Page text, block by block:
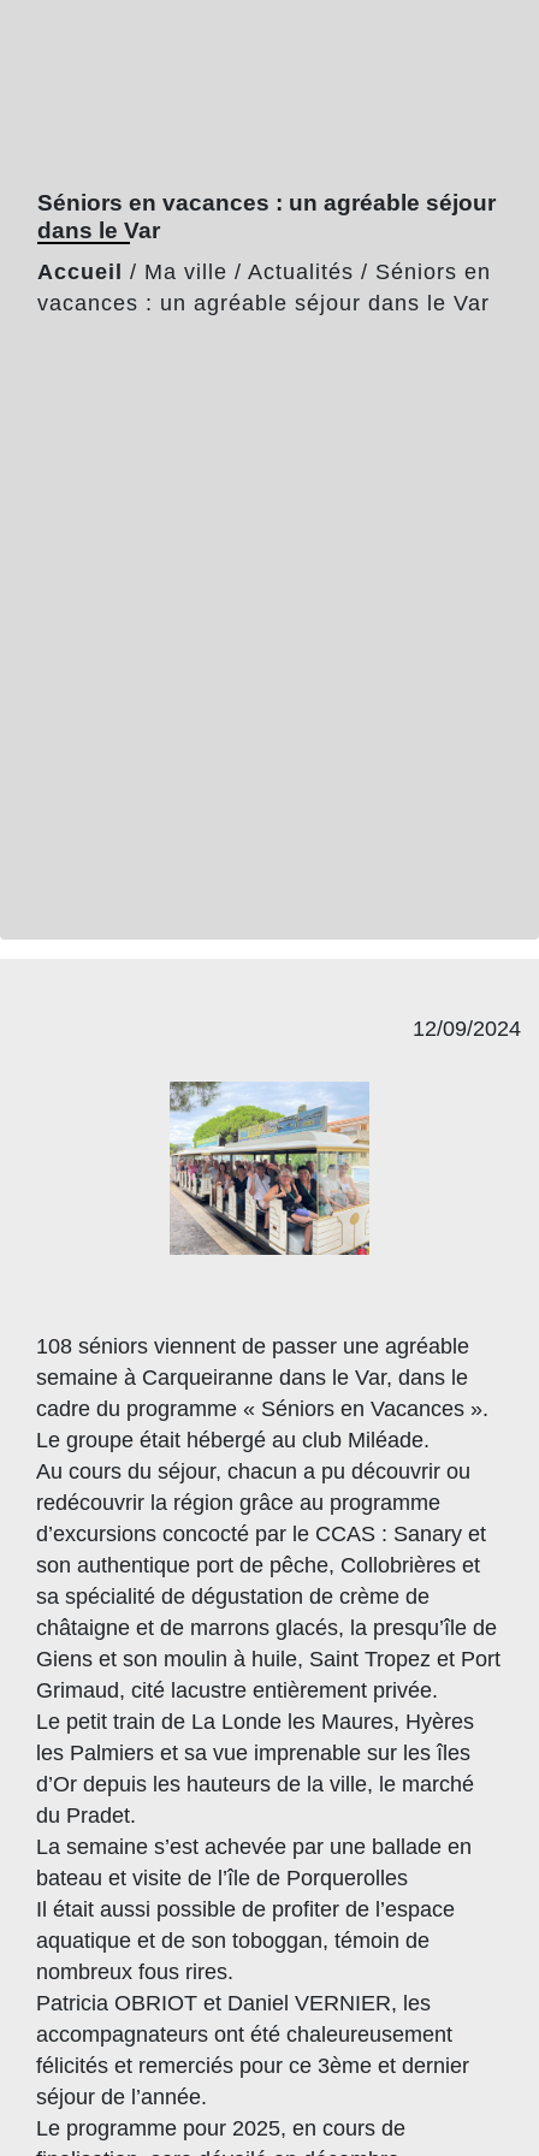
Séniors en vacances : un agréable séjour
dans le Var
Accueil / Ma ville / Actualités / Séniors en
vacances : un agréable séjour dans le Var
12/09/2024
108 séniors viennent de passer une agréable
semaine à Carqueiranne dans le Var, dans le
cadre du programme « Séniors en Vacances ».
Le groupe était hébergé au club Miléade.
Au cours du séjour, chacun a pu découvrir ou
redécouvrir la région grâce au programme
d’excursions concocté par le CCAS : Sanary et
son authentique port de pêche, Collobrières et
sa spécialité de dégustation de crème de
châtaigne et de marrons glacés, la presqu’île de
Giens et son moulin à huile, Saint Tropez et Port
Grimaud, cité lacustre entièrement privée.
Le petit train de La Londe les Maures, Hyères
les Palmiers et sa vue imprenable sur les îles
d’Or depuis les hauteurs de la ville, le marché
du Pradet.
La semaine s’est achevée par une ballade en
bateau et visite de l’île de Porquerolles
Il était aussi possible de profiter de l’espace
aquatique et de son toboggan, témoin de
nombreux fous rires.
Patricia OBRIOT et Daniel VERNIER, les
accompagnateurs ont été chaleureusement
félicités et remerciés pour ce 3ème et dernier
séjour de l’année.
Le programme pour 2025, en cours de